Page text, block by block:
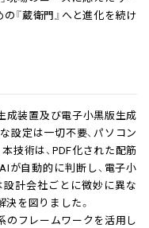
『蔵衛門』へと進化を続け
成装置及び電子小黒版生成
設定は一切不要、パソコン
技術は、PDF化された配筋
が自動的に判断し、電子小
計会社ごとに微妙に異な
を図りました。
のフレームワークを活用し